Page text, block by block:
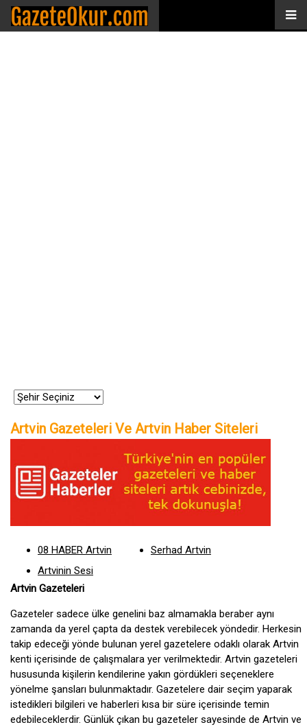
Artvin Gazeteleri Ve Artvin Haber Siteleri
08 HABER Artvin
Serhad Artvin
Artvinin Sesi
Artvin Gazeteleri
Gazeteler sadece ülke genelini baz almamakla beraber aynı
zamanda da yerel çapta da destek verebilecek yöndedir. Herkesin
takip edeceği yönde bulunan yerel gazetelere odaklı olarak Artvin
kenti içerisinde de çalışmalara yer verilmektedir. Artvin gazeteleri
hususunda kişilerin kendilerine yakın gördükleri seçeneklere
yönelme şansları bulunmaktadır. Gazetelere dair seçim yaparak
istedikleri bilgileri ve haberleri kısa bir süre içerisinde temin
edebileceklerdir. Günlük çıkan bu gazeteler sayesinde de Artvin ve